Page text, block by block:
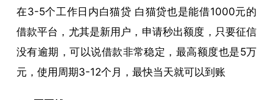
在3-5个工作日内白猫贷 白猫贷也是能借1000元的
借款平台，尤其是新用户，申请秒出额度，只要征信
没有逾期，可以说借款非常稳定，最高额度也是5万
元，使用周期3-12个月，最快当天就可以到账